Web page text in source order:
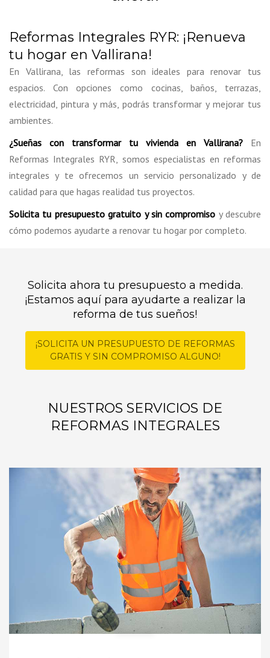
Reformas Integrales RYR: ¡Renueva
tu hogar en Vallirana!
En Vallirana, las reformas son ideales para renovar tus
espacios. Con opciones como cocinas, baños, terrazas,
electricidad, pintura y más, podrás transformar y mejorar tus
ambientes.
¿Sueñas con transformar tu vivienda en Vallirana? En
Reformas Integrales RYR, somos especialistas en reformas
integrales y te ofrecemos un servicio personalizado y de
calidad para que hagas realidad tus proyectos.
Solicita tu presupuesto gratuito y sin compromiso y descubre
cómo podemos ayudarte a renovar tu hogar por completo.
Solicita ahora tu presupuesto a medida.
¡Estamos aquí para ayudarte a realizar la
reforma de tus sueños!
¡SOLICITA UN PRESUPUESTO DE REFORMAS
GRATIS Y SIN COMPROMISO ALGUNO!
NUESTROS SERVICIOS DE
REFORMAS INTEGRALES